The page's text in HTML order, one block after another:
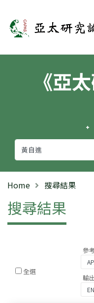
亞太研究論
《亞
Home 搜尋結果
搜尋結果
全選
參
輸